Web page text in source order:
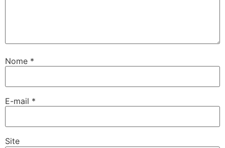
Nome *
E-mail *
Site